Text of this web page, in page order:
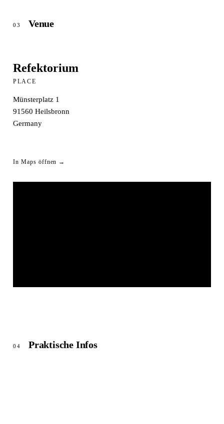
03 Venue
Refektorium
PLACE
Münsterplatz 1
91560 Heilsbronn
Germany
In Maps öffnen →
04 Praktische Infos